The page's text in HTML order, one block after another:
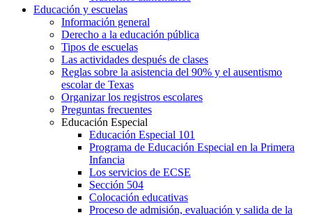
Educación y escuelas
Información general
Derecho a la educación pública
Tipos de escuelas
Las actividades después de clases
Reglas sobre la asistencia del 90% y el ausentismo
escolar de Texas
Organizar los registros escolares
Preguntas frecuentes
Educación Especial
Educación Especial 101
Programa de Educación Especial en la Primera
Infancia
Los servicios de ECSE
Sección 504
Colocación educativas
Proceso de admisión, evaluación y salida de la